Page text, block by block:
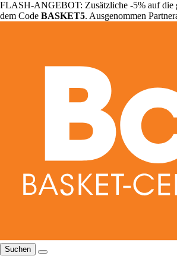
FLASH-ANGEBOT: Zusätzliche -5% auf die
dem Code BASKET5. Ausgenommen
Suchen